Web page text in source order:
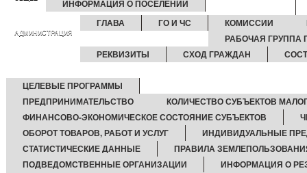
ИНФОРМАЦИЯ О ПОСЕЛЕНИИ
АДМИНИСТРАЦИЯ
ГЛАВА ГО И ЧС КОМИССИИ
РАБОЧАЯ ГРУППА
РЕКВИЗИТЫ
СХОД ГРАЖДАН
ЦЕЛЕВЫЕ ПРОГРАММЫ
ПРЕДПРИНИМАТЕЛЬСТВО
КОЛИЧЕСТВО СУБЪЕКТОВ
ФИНАНСОВО-ЭКОНОМИЧЕСКОЕ СОСТОЯНИЕ СУБЪЕКТОВ
ОБОРОТ ТОВАРОВ, РАБОТ И УСЛУГ
ИНДИВИДУАЛЬНЫЕ
СТАТИСТИЧЕСКИЕ ДАННЫЕ
ПРАВИЛА
ПОДВЕДОМСТВЕННЫЕ ОРГАНИЗАЦИИ
ИНФОРМАЦИЯ О